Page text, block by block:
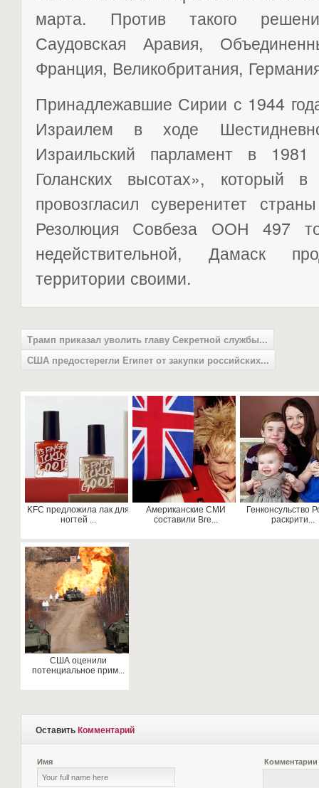
марта. Против такого
Саудовская Аравия,
Франция, Великобритания,
Принадлежавшие Сирии с 1944
Израилем в ходе
Израильский парламент в
Голанских высотах», который в
провозгласил суверенитет
Резолюция Совбеза ООН 497
недействительной, Дамаск
территории своими.
Трамп приказал уволить главу Секретной службы...
США предостерегли Египет от закупки российских...
KFC предложила лак для
ногтей ...
Американские СМИ
составили Bre...
Генконсульство
раскрити...
США оценили
потенциальное прим...
ОставитьКомментарий
Имя Комментарии